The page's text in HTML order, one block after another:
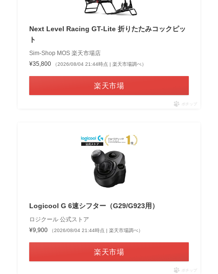
Next Level Racing GT-Lite 折りたたみコックピッ
ト
Sim-Shop MOS 楽天市場店
¥35,800
（2026/08/04 21:44時点 | 楽天市場調べ）
楽天市場
ポチップ
Logicool G 6速シフター（G29/G923用）
ロジクール 公式ストア
¥9,900
（2026/08/04 21:44時点 | 楽天市場調べ）
楽天市場
ポチップ